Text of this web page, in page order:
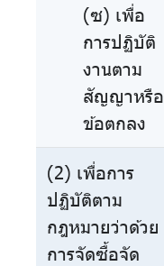
(ซ) เพื่อ
การปฏิบัติ
งานตาม
สัญญาหรือ
ข้อตกลง
(2) เพื่อการ
ปฏิบัติตาม
กฎหมายว่าด้วย
การจัดซื้อจัด